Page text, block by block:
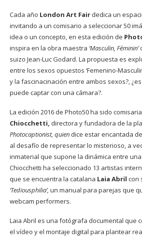
Cada año London Art Fair dedica un
invitando a un comisario a seleccionar 50
idea o un concepto, en esta edición de
inspira en la obra maestra ‘Masculin, Féminin’
suizo Jean-Luc Godard. La propuesta es
entre los sexos opuestos ‘Femenino-
y la fascinacinación entre ambos sexos?,
puede captar con una cámara?.
La edición 2016 de Photo50 ha sido
Chiocchetti, directora y fundadora de la
Photocaptionist, quien dice estar encantada
al desafío de representar lo misterioso, a
inmaterial que supone la dinámica entre
Chiocchetti ha seleccionado 13 artistas
que se encuentra la catalana Laia Abril con
‘Tediousphilia’, un manual para parejas que
webcam performers.
Laia Abril es una fotógrafa documental que
el vídeo y el montaje digital para plantear